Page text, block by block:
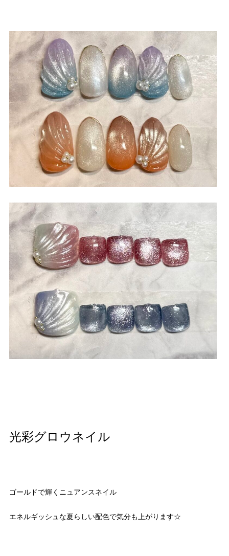
光彩グロウネイル
ゴールドで輝くニュアンスネイル
エネルギッシュな夏らしい配色で気分も上がります☆